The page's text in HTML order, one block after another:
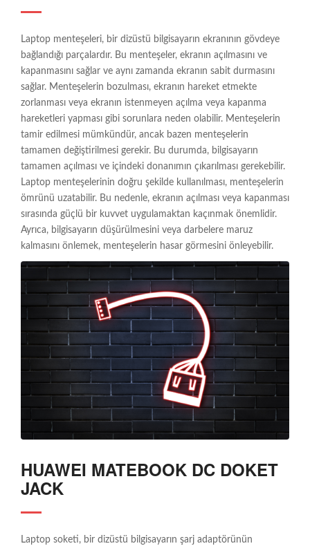
Laptop menteşeleri, bir dizüstü bilgisayarın ekranının gövdeye
bağlandığı parçalardır. Bu menteşeler, ekranın açılmasını ve
kapanmasını sağlar ve aynı zamanda ekranın sabit durmasını
sağlar. Menteşelerin bozulması, ekranın hareket etmekte
zorlanması veya ekranın istenmeyen açılma veya kapanma
hareketleri yapması gibi sorunlara neden olabilir. Menteşelerin
tamir edilmesi mümkündür, ancak bazen menteşelerin
tamamen değiştirilmesi gerekir. Bu durumda, bilgisayarın
tamamen açılması ve içindeki donanımın çıkarılması gerekebilir.
Laptop menteşelerinin doğru şekilde kullanılması, menteşelerin
ömrünü uzatabilir. Bu nedenle, ekranın açılması veya kapanması
sırasında güçlü bir kuvvet uygulamaktan kaçınmak önemlidir.
Ayrıca, bilgisayarın düşürülmesini veya darbelere maruz
kalmasını önlemek, menteşelerin hasar görmesini önleyebilir.
HUAWEI MATEBOOK DC DOKET
JACK
Laptop soketi, bir dizüstü bilgisayarın şarj adaptörünün